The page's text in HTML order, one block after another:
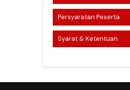
Persyaratan Peserta
Syarat & Ketentuan